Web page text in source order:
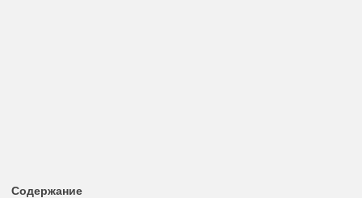
Содержание